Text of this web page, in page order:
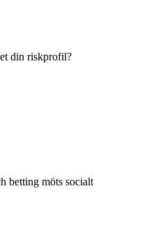
din riskprofil?
betting möts socialt